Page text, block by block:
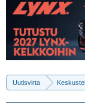
Uutisvirta